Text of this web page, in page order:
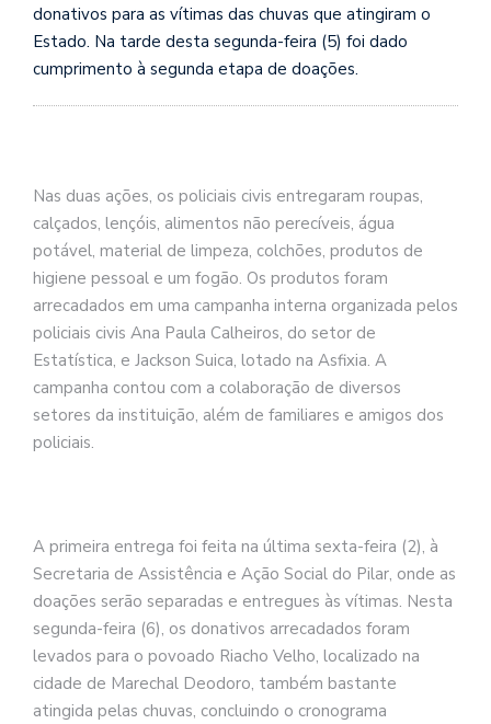
donativos para as vítimas das chuvas que atingiram o
Estado. Na tarde desta segunda-feira (5) foi dado
cumprimento à segunda etapa de doações.
Nas duas ações, os policiais civis entregaram roupas,
calçados, lençóis, alimentos não perecíveis, água
potável, material de limpeza, colchões, produtos de
higiene pessoal e um fogão. Os produtos foram
arrecadados em uma campanha interna organizada pelos
policiais civis Ana Paula Calheiros, do setor de
Estatística, e Jackson Suica, lotado na Asfixia. A
campanha contou com a colaboração de diversos
setores da instituição, além de familiares e amigos dos
policiais.
A primeira entrega foi feita na última sexta-feira (2), à
Secretaria de Assistência e Ação Social do Pilar, onde as
doações serão separadas e entregues às vítimas. Nesta
segunda-feira (6), os donativos arrecadados foram
levados para o povoado Riacho Velho, localizado na
cidade de Marechal Deodoro, também bastante
atingida pelas chuvas, concluindo o cronograma